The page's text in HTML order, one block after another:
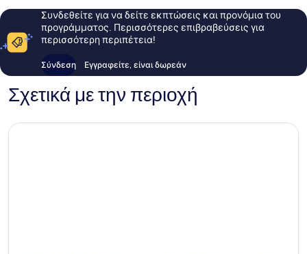
Συνδεθείτε για να δείτε εκπτώσεις και προνόμια του
προγράμματος. Περισσότερες επιβραβεύσεις για
περισσότερη περιπέτεια!
Σύνδεση Εγγραφείτε, είναι δωρεάν
Σχετικά με την περιοχή